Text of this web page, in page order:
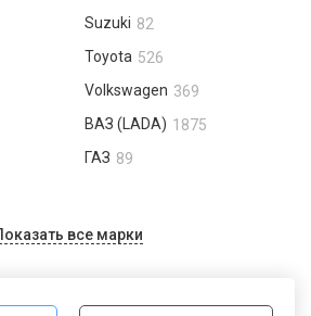
Suzuki 82
Toyota 526
Volkswagen 369
ВАЗ (LADA) 1875
ГАЗ 89
все марки